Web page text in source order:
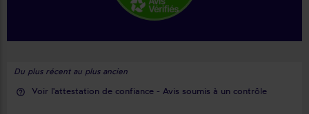
Du plus récent au plus ancien
help_outline Voir l'attestation de confiance - Avis soumis à un contrôle